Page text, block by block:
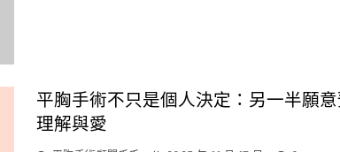
平胸手術不只是個人決定：另一半願
理解與愛